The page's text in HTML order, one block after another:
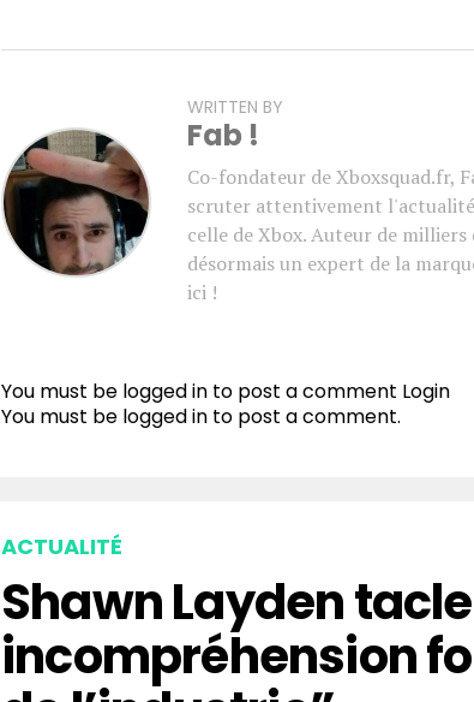
WRITTEN BY
Fab !
Co-fondateur de Xboxsquad.fr,
scruter attentivement
celle de Xbox. Auteur de milliers
désormais un expert de la
ici !
You must be logged in to post a comment Login
You must be logged in to post a comment.
ACTUALITÉ
Shawn Layden
incompréhension